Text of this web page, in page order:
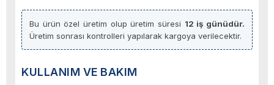
Bu ürün özel üretim olup üretim süresi 12 iş günüdür.
Üretim sonrası kontrolleri yapılarak kargoya verilecektir.
KULLANIM VE BAKIM